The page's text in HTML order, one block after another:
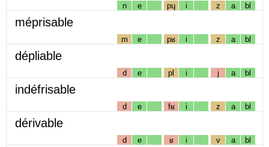
n e pɥ i z a bl
méprisable
m e pʁ i z a bl
dépliable
d e pl i j a bl
indéfrisable
d e fʁ i z a bl
dérivable
d e ʁ i v a bl